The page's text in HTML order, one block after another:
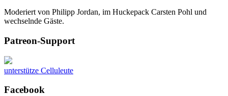
Moderiert von Philipp Jordan, im Huckepack Carsten Pohl und
wechselnde Gäste.
Patreon-Support
unterstütze Celluleute
Facebook